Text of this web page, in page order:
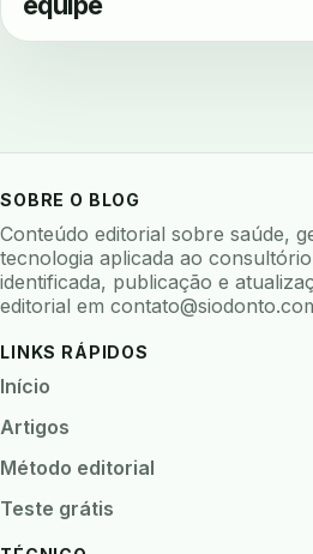
SOBRE O BLOG
Conteúdo editorial sobre saúde,
tecnologia aplicada ao
identificada, publicação e
editorial em
LINKS RÁPIDOS
Início
Artigos
Método editorial
Teste grátis